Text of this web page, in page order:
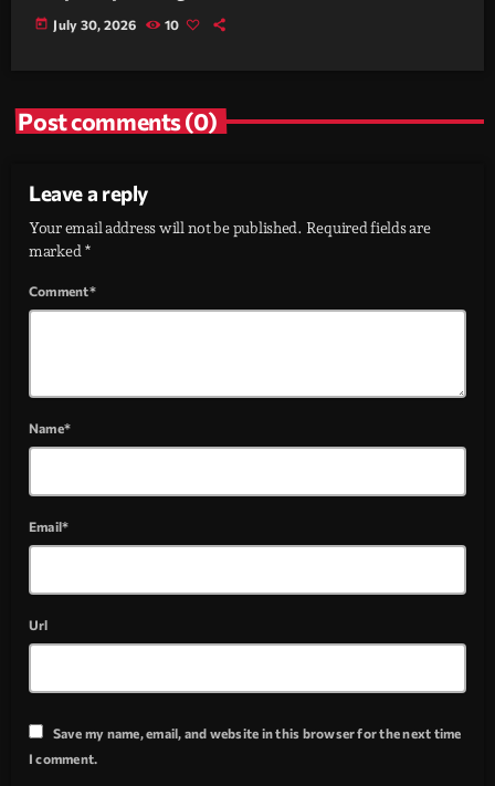
today July 30, 2026 10
Post comments (0)
Leave a reply
Your email address will not be published. Required fields are
marked *
Comment*
Name*
Email*
Url
Save my name, email, and website in this browser for the next time
I comment.